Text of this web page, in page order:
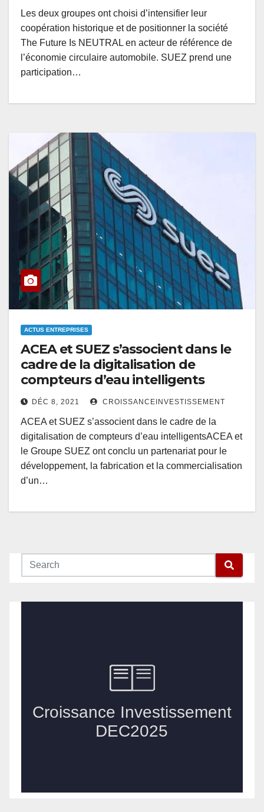
Les deux groupes ont choisi d’intensifier leur
coopération historique et de positionner la société
The Future Is NEUTRAL en acteur de référence de
l’économie circulaire automobile. SUEZ prend une
participation…
ACTUS ENTREPRISES
ACEA et SUEZ s’associent dans le
cadre de la digitalisation de
compteurs d’eau intelligents
DÉC 8, 2021 CROISSANCEINVESTISSEMENT
ACEA et SUEZ s’associent dans le cadre de la
digitalisation de compteurs d’eau intelligentsACEA et
le Groupe SUEZ ont conclu un partenariat pour le
développement, la fabrication et la commercialisation
d’un…